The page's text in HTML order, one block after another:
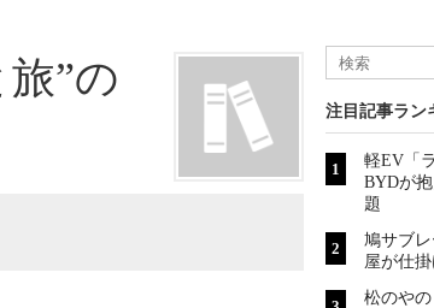
”の
注目記事ラン
軽EV「
BYDが
題
鳩サブ
屋が仕
松のや